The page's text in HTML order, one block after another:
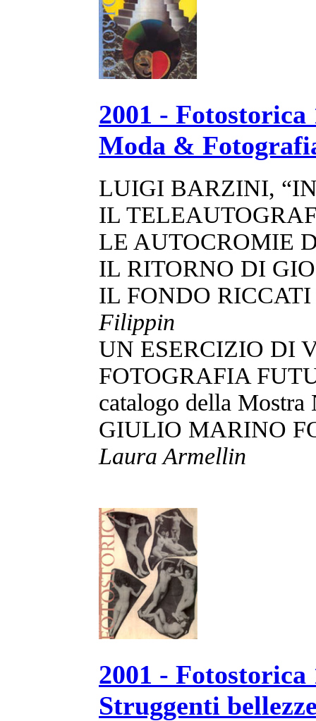
2001 -
Moda &
LUIGI BARZINI,
IL
LE AUTOCROMIE
IL RITORNO DI
IL FONDO
Filippin
UN ESERCIZIO DI
FOTOGRAFIA
catalogo della
GIULIO MARINO
Laura Armellin
2001 - Fotostorica
Struggenti